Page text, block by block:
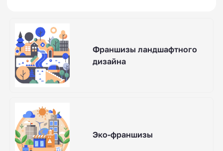
Франшизы ландшафтного
дизайна
Эко-франшизы